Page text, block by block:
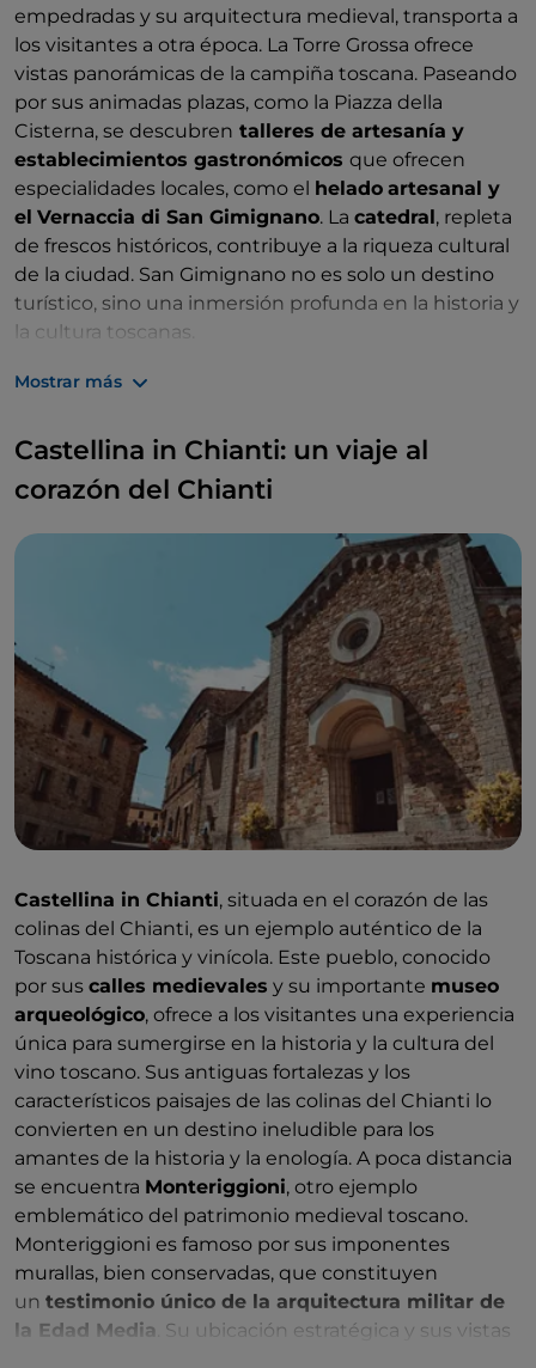
gastronomía. Aquí, la cocina toscana encuentra una
de sus mejores expresiones. Desde los pici, un tipo
de pasta hecha a mano, hasta elpanforte, un dulce
especiado, cada plato es un viaje por los sabores de
la región. En conclusión, en esta época del año, Siena
es un tesoro oculto a la espera de ser descubierto. Su
historia, sus tradiciones y su belleza natural se
combinan para ofrecer una experiencia inolvidable.
empedradas y su arquitectura medieval, transporta a
los visitantes a otra época. La Torre Grossa ofrece
vistas panorámicas de la campiña toscana. Paseando
por sus animadas plazas, como la Piazza della
Cisterna, se descubren talleres de artesanía y
establecimientos gastronómicos que ofrecen
especialidades locales, como el helado artesanal y
el Vernaccia di San Gimignano. La catedral, repleta
de frescos históricos, contribuye a la riqueza cultural
de la ciudad. San Gimignano no es solo un destino
turístico, sino una inmersión profunda en la historia y
la cultura toscanas.
Además de San Gimignano, no olvides
medieval,patria de Giovanni Boccaccio
, ofrece una
experiencia más íntima y apacible. La casa de
Boccaccio, actualmente un museo, es un lugar
literatura. Sus calles tranquilas y las vistas
panorámicas de la campiña circundante hacen de
Certaldo un lugar ideal para sumergirse en la
auténtica esencia de la Toscana.
Mostrar más
Castellina in Chianti: un viaje al
corazón del Chianti
Castellina in Chianti, situada en el corazón de las
colinas del Chianti, es un ejemplo auténtico de la
Toscana histórica y vinícola. Este pueblo, conocido
por sus calles medievales y su importante museo
arqueológico, ofrece a los visitantes una experiencia
única para sumergirse en la historia y la cultura del
vino toscano. Sus antiguas fortalezas y los
característicos paisajes de las colinas del Chianti lo
convierten en un destino ineludible para los
amantes de la historia y la enología. A poca distancia
se encuentra Monteriggioni, otro ejemplo
emblemático del patrimonio medieval toscano.
Monteriggioni es famoso por sus imponentes
murallas, bien conservadas, que constituyen
un testimonio único de la arquitectura militar de
la Edad Media . Su ubicación estratégica y sus vistas